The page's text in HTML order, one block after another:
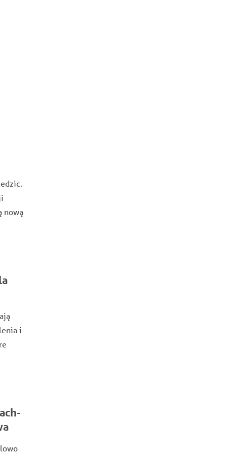
nową
i